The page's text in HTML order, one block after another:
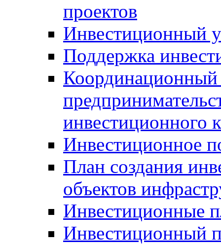
проектов
Инвестиционный
Поддержка
Координационный
инвестиционного
Инвестиционное
План создания
объектов
Инвестиционные
Инвестиционный